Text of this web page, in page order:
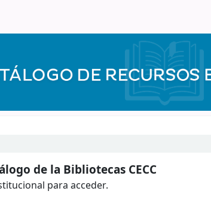
de la Bibliotecas CECC
para acceder.